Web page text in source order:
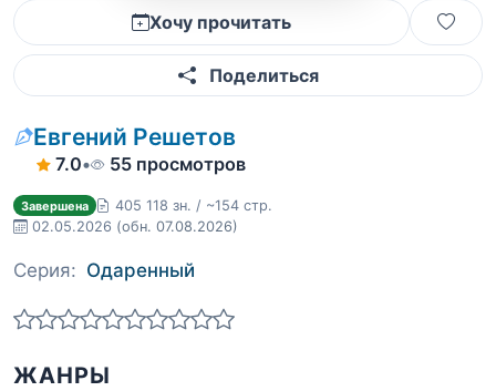
Хочу прочитать
Поделиться
Евгений Решетов
7.0• 55 просмотров
Завершена
405 118 зн. / ~154 стр.
02.05.2026 (обн. 07.08.2026)
Серия: Одаренный
ЖАНРЫ